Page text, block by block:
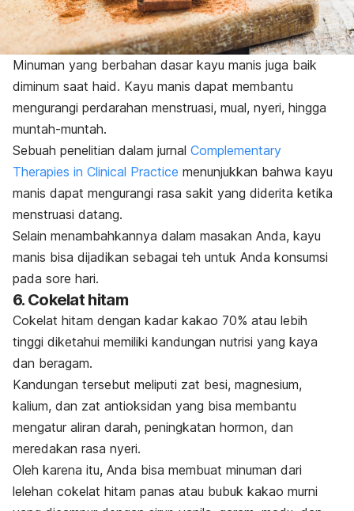
Minuman yang berbahan dasar kayu manis juga baik
diminum saat haid. Kayu manis dapat membantu
mengurangi perdarahan menstruasi, mual, nyeri, hingga
muntah-muntah.
Sebuah penelitian dalam jurnal Complementary
Therapies in Clinical Practice menunjukkan bahwa kayu
manis dapat mengurangi rasa sakit yang diderita ketika
menstruasi datang.
Selain menambahkannya dalam masakan Anda, kayu
manis bisa dijadikan sebagai teh untuk Anda konsumsi
pada sore hari.
6. Cokelat hitam
Cokelat hitam dengan kadar kakao 70% atau lebih
tinggi diketahui memiliki kandungan nutrisi yang kaya
dan beragam.
Kandungan tersebut meliputi zat besi, magnesium,
kalium, dan zat antioksidan yang bisa membantu
mengatur aliran darah, peningkatan hormon, dan
meredakan rasa nyeri.
Oleh karena itu, Anda bisa membuat minuman dari
lelehan cokelat hitam panas atau bubuk kakao murni